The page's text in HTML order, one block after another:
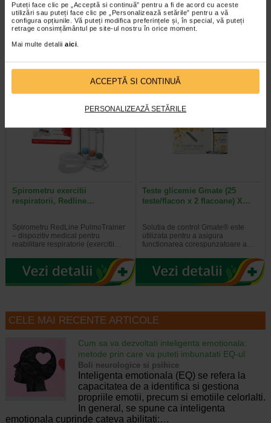
Puteți face clic pe „Acceptă si continuă” pentru a fi de acord cu aceste
utilizări sau puteți face clic pe „Personalizează setările” pentru a vă
configura opțiunile. Vă puteți modifica preferințele și, în special, vă puteți
retrage consimțământul pe site-ul nostru în orice moment.
Mai multe detalii aici.
ACCEPTĂ SI CONTINUĂ
PERSONALIZEAZĂ SETĂRILE
Benesio Hepafort este un
supliment alimentar pe baza de
extracte din plante si colina…
ViroProtect Imun+ este un
Spirometru exercitii
respiratorii, Redline…
Spirometru RedLine PulmoTrainer
– dispozitiv medical pentru
reabilitare respiratorie (exercitii…
Teste glicemie Gmate (25
teste/flacon x 2 flacoane) X…
Solutia de control Gmate® este
utilizata pentru a asigura
functionarea corespunzatoare a…
CELE MAI RECENTE ARTICOLE
Cum sa va dezvoltati inteligenta emotionala:
metode prin care va puteti imbunatati EQ-ul
Boli neurologice si psihice
Inteligenta emotionala (EQ) se refera la
capacitatea de a identifica si gestiona
propriile emotii, precum si emotiile celorlalti.
In general, se spune ca inteligenta
emotionala cuprinde cateva abilitati:…